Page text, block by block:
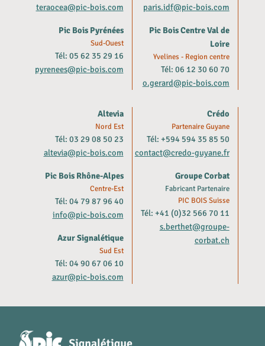
teraocea@pic-bois.com
Pic Bois Pyrénées
Sud-Ouest
Tél: 05 62 35 29 16
pyrenees@pic-bois.com
paris.idf@pic-bois.com
Pic Bois Centre Val de
Loire
Yvelines - Region centre
Tél: 06 12 30 60 70
o.gerard@pic-bois.com
Altevia
Nord Est
Tél: 03 29 08 50 23
altevia@pic-bois.com
Pic Bois Rhône-Alpes
Centre-Est
Tél: 04 79 87 96 40
info@pic-bois.com
Azur Signalétique
Sud Est
Tél: 04 90 67 06 10
azur@pic-bois.com
Crédo
Partenaire Guyane
Tél: +594 594 35 85 50
contact@credo-guyane.fr
Groupe Corbat
Fabricant Partenaire
PIC BOIS Suisse
Tél: +41 (0)32 566 70 11
s.berthet@groupe-
corbat.ch